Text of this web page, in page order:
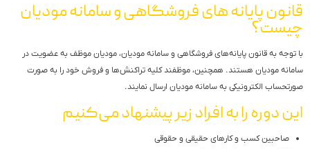
قانون پایانه های فروشگاهی و سامانه مودیان
چیست؟
با توجه به قانون پایانه‌های فروشگاهی و سامانه مودیان، مودیان موظف به عضویت در
سامانه مودیان هستند. همچنین، موظفند کلیه تراکنش‌ها و فروش خود را به صورت
صورتحساب الکترونیکی به سامانه مودیان ارسال نمایند.
این دوره را به افراد زیر پیشنهاد می‌کنیم
صاحبین کسب و کارهای حقیقی و حقوقی